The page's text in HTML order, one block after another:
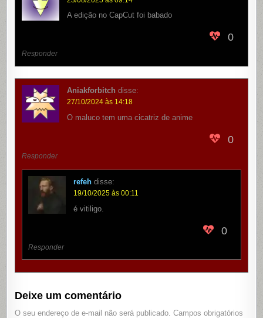
A edição no CapCut foi babado
0
Responder
Aniakforbitch disse:
27/10/2024 às 14:18
O maluco tem uma cicatriz de anime
0
Responder
refeh disse:
19/10/2025 às 00:11
é vitiligo.
0
Responder
Deixe um comentário
O seu endereço de e-mail não será publicado. Campos obrigatórios